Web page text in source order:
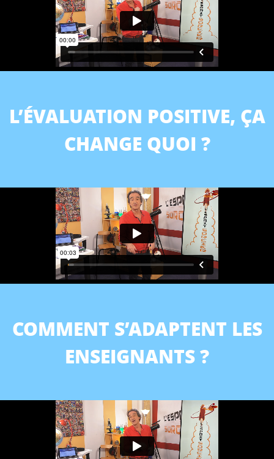
L’ÉVALUATION POSITIVE, ÇA
CHANGE QUOI ?
COMMENT S’ADAPTENT LES
ENSEIGNANTS ?